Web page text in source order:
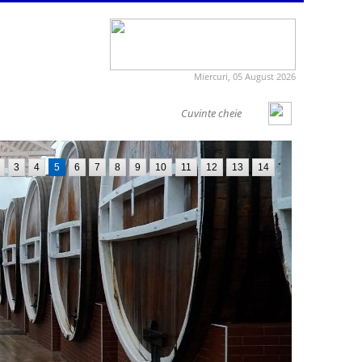
Miercuri, 05 August 2026
3 4 5 6 7 8 9 10 11 12 13 14